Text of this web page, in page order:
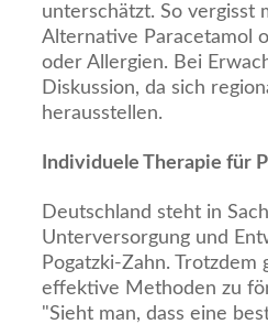
unterschätzt. So vergisst
Alternative Paracetamol
oder Allergien. Bei
Diskussion, da sich
herausstellen.
Individuele Therapie für
Deutschland steht in
Unterversorgung und
Pogatzki-Zahn.
effektive Methoden zu
"Sieht man, dass eine